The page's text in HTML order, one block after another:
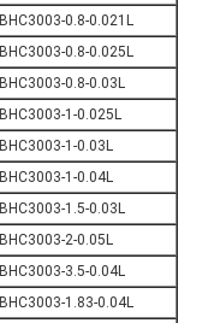
BHC3003-0.8-0.021L
BHC3003-0.8-0.025L
BHC3003-0.8-0.03L
BHC3003-1-0.025L
BHC3003-1-0.03L
BHC3003-1-0.04L
BHC3003-1.5-0.03L
BHC3003-2-0.05L
BHC3003-3.5-0.04L
BHC3003-1.83-0.04L